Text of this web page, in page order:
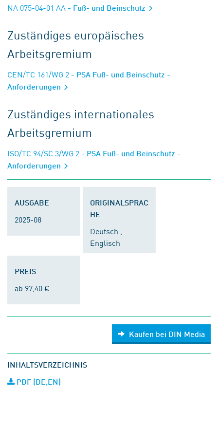
NA 075-04-01 AA - Fuß- und Beinschutz
Zuständiges europäisches
Arbeitsgremium
CEN/TC 161/WG 2 - PSA Fuß- und Beinschutz -
Anforderungen
Zuständiges internationales
Arbeitsgremium
ISO/TC 94/SC 3/WG 2 - PSA Fuß- und Beinschutz -
Anforderungen
AUSGABE
2025-08
ORIGINALSPRAC
HE
Deutsch ,
Englisch
PREIS
ab 97,40 €
Kaufen bei DIN Media
INHALTSVERZEICHNIS
PDF (DE,EN)